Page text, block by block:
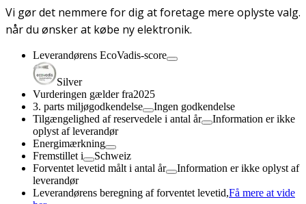
Vi gør det nemmere for dig at foretage mere oplyste valg.
når du ønsker at købe ny elektronik.
Leverandørens EcoVadis-score
Silver
Vurderingen gælder fra2025
3. parts miljøgodkendelse
Ingen godkendelse
Tilgængelighed af reservedele i antal år
Information er ikke
oplyst af leverandør
Energimærkning
Fremstillet i
Schweiz
Forventet levetid målt i antal år
Information er ikke oplyst af
leverandør
Leverandørens beregning af forventet levetid,Få mere at vide